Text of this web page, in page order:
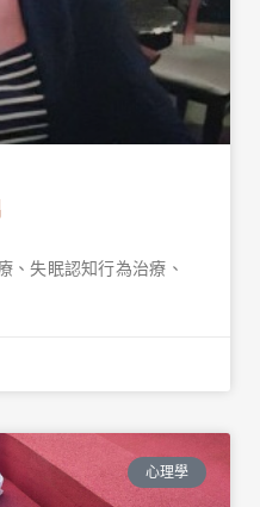
、失眠認知行為治療、
心理學